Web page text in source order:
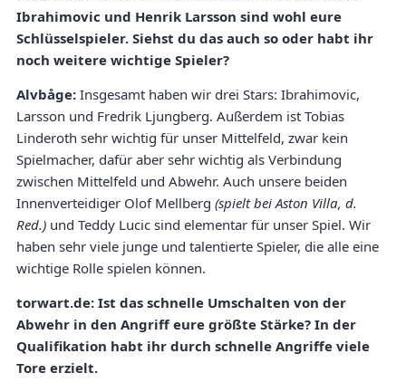
Ibrahimovic und Henrik Larsson sind wohl eure
Schlüsselspieler. Siehst du das auch so oder habt ihr
noch weitere wichtige Spieler?
Alvbåge: Insgesamt haben wir drei Stars: Ibrahimovic,
Larsson und Fredrik Ljungberg. Außerdem ist Tobias
Linderoth sehr wichtig für unser Mittelfeld, zwar kein
Spielmacher, dafür aber sehr wichtig als Verbindung
zwischen Mittelfeld und Abwehr. Auch unsere beiden
Innenverteidiger Olof Mellberg (spielt bei Aston Villa, d.
Red.) und Teddy Lucic sind elementar für unser Spiel. Wir
haben sehr viele junge und talentierte Spieler, die alle eine
wichtige Rolle spielen können.
torwart.de: Ist das schnelle Umschalten von der
Abwehr in den Angriff eure größte Stärke? In der
Qualifikation habt ihr durch schnelle Angriffe viele
Tore erzielt.